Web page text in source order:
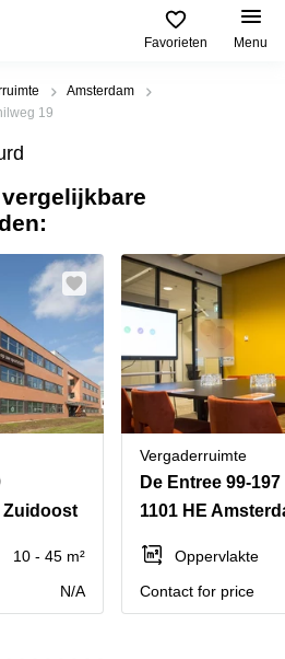
Favorieten Menu
Amsterdam
19
Zuidoost
10 - 45 m²
N/A
Vergaderruimte
De Entree 99-197
1101 HE
Oppervlakte
Contact for price